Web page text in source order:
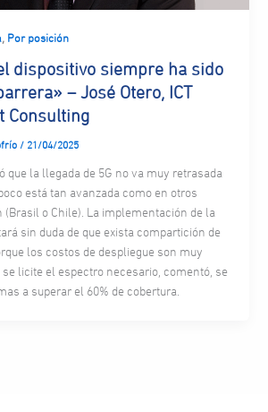
, Por posición
dispositivo siempre ha sido
– José Otero, ICT
Consulting
/ 21/04/2025
que la llegada de 5G no va muy retrasada
está tan avanzada como en otros
(Brasil o Chile). La implementación de la
sin duda de que exista compartición de
los costos de despliegue son muy
se licite el espectro necesario, comentó, se
a superar el 60% de cobertura.